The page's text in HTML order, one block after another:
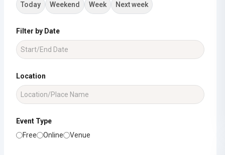
Today Weekend Week Next week
Filter by Date
Location
Event Type
Free
Online Venue